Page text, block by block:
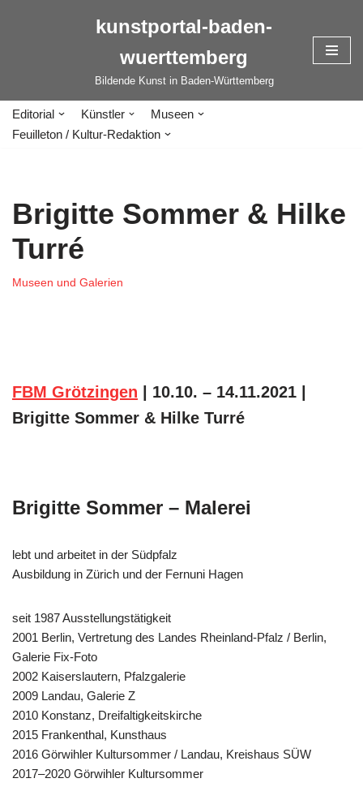
kunstportal-baden-
wuerttemberg
Bildende Kunst in Baden-Württemberg
Editorial Künstler
Museen
Feuilleton / Kultur-Redaktion
Brigitte Sommer & Hilke
Turré
Museen und Galerien
FBM Grötzingen 10.10. – 14.11.2021
Brigitte Sommer & Hilke Turré
Brigitte Sommer – Malerei
lebt und arbeitet in der Südpfalz
Ausbildung in Zürich und der Fernuni Hagen
seit 1987 Ausstellungstätigkeit
2001 Berlin, Vertretung des Landes Rheinland-Pfalz / Berlin,
Galerie Fix-Foto
2002 Kaiserslautern, Pfalzgalerie
2009 Landau, Galerie Z
2010 Konstanz, Dreifaltigkeitskirche
2015 Frankenthal, Kunsthaus
2016 Görwihler Kultursommer / Landau, Kreishaus SÜW
2017–2020 Görwihler Kultursommer